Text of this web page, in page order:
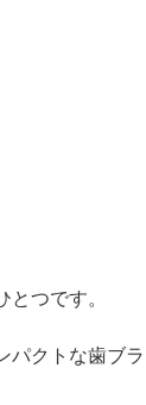
つです。
パクトな歯ブラ